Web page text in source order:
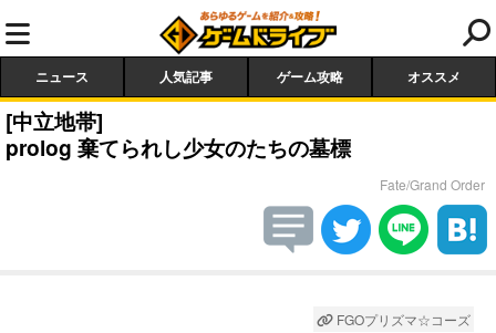
ニュース 人気記事 ゲーム攻略 オススメ
[中立地帯]
prolog 棄てられし少女のたちの墓標
Fate/Grand Order
FGOプリズマ☆コーズ